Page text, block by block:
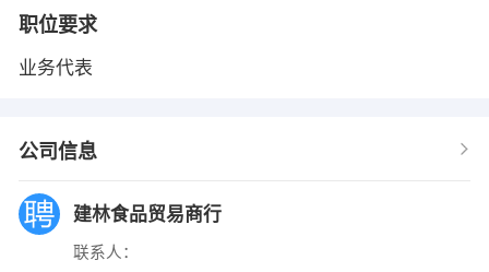
职位要求
业务代表
公司信息
建林食品贸易商行
联系人：